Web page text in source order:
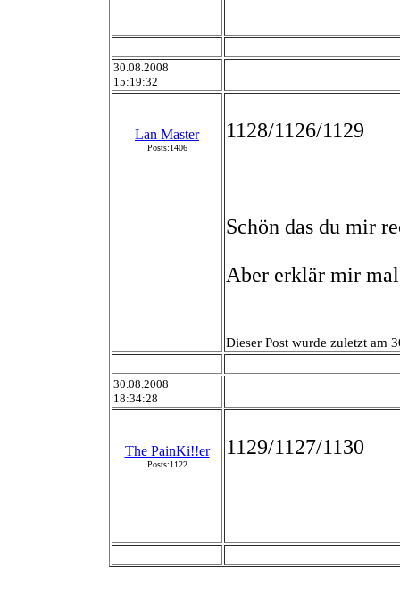
30.08.2008
15:19:32
Lan Master
Posts:1406
1128/1126/1129
Schön das du mir
Aber erklär mir
Dieser Post wurde zuletzt am
30.08.2008
18:34:28
The PainKi!!er
Posts:1122
1129/1127/1130